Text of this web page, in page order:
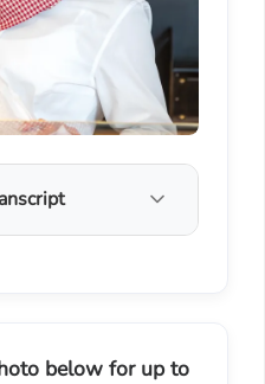
below for up to